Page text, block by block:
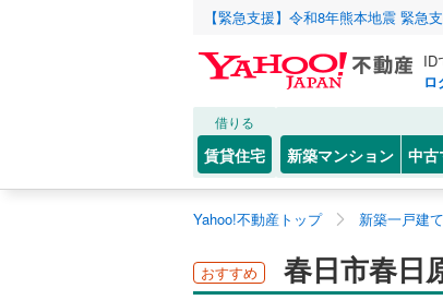
【緊急支援】令和8年熊本地震 緊急
ID
ロ
借りる
賃貸住宅 新築マンション 中古
Yahoo!不動産トップ 新築一戸建て
おすすめ 春日市春日